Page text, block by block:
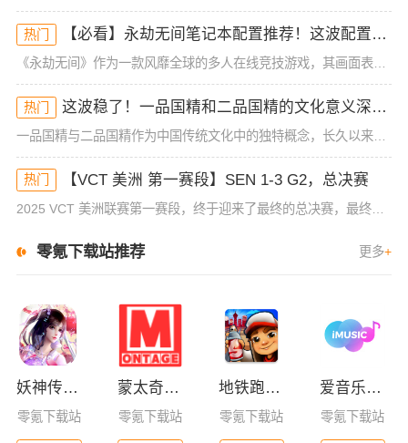
热门 【必看】永劫无间笔记本配置推荐！这波配置让你秒杀全场，手慢无！
《永劫无间》作为一款风靡全球的多人在线竞技游戏，其画面表现力和战斗快感都让无数玩家欲罢不能。为了确保玩家能在游戏中获得最佳的体验，选择合适的电脑配置至关重要。如果你的设备性能不足，可能会面临掉帧、卡顿
热门 这波稳了！一品国精和二品国精的文化意义深度解析！谁懂啊
一品国精与二品国精作为中国传统文化中的独特概念，长久以来在人们的认知中扮演着重要角色。随着历史的推移，社会各界对这些身份和阶层的理解也逐渐发生了变化。今天，我们就来深度剖析一品国精和二品国精的文化意义
热门 【VCT 美洲 第一赛段】SEN 1-3 G2，总决赛
2025 VCT 美洲联赛第一赛段，终于迎来了最终的总决赛，最终G2以3-1击败SEN，成功夺冠。继启点赛夺冠后，G2成为美洲赛区首支实现背靠背连冠的队伍，也是目前联赛体系下唯一一支两次夺得美洲赛区冠
零氪下载站推荐 更多+
妖神传GM版
零氪下载站
蒙太奇影视2025最新版本下载
零氪下载站
地铁跑酷全皮肤版
零氪下载站
爱音乐app下载免费版
零氪下载站